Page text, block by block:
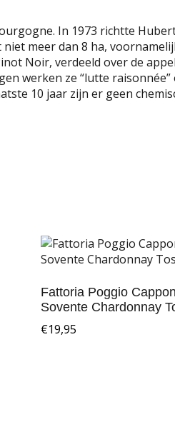
In 1973 richtte
meer dan 8 ha,
Noir, verdeeld over de
werken ze “lutte
10 jaar zijn er geen
Fattoria Poggio
Sovente Chardonnay
€19,95